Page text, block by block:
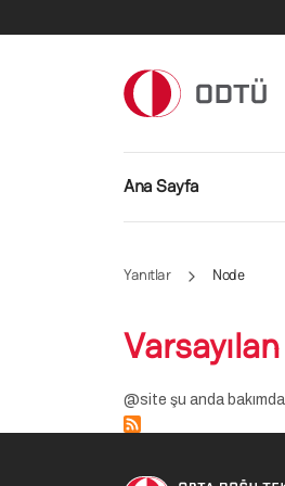
Ana Sayfa
Yanıtlar Node
@site şu anda